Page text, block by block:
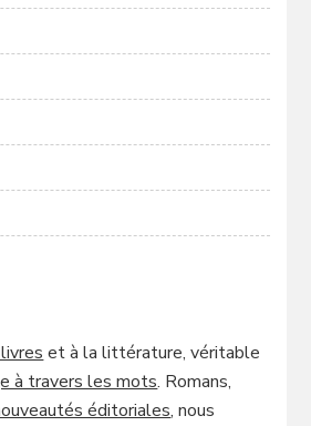
et à la littérature, véritable
à travers les mots. Romans,
éditoriales, nous